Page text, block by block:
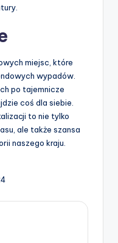
miejsc, które
wypadów.
po tajemnicze
coś dla siebie.
to nie tylko
ale także szansa
naszego kraju.